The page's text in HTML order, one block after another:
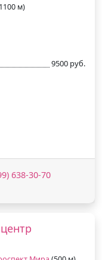
м)
9500 руб.
638-30-70